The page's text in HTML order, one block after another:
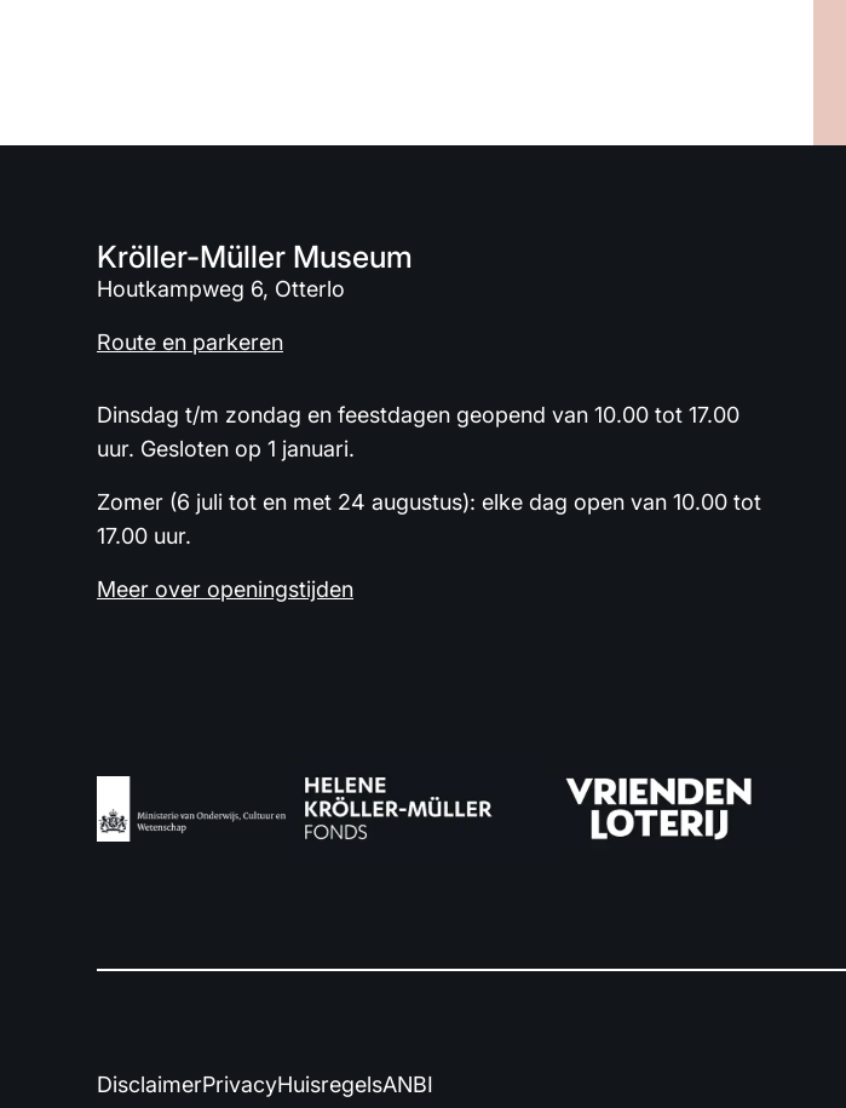
Kröller-Müller Museum
Houtkampweg 6, Otterlo
Route en parkeren
Dinsdag t/m zondag en feestdagen geopend van 10.00 tot 17.00
uur. Gesloten op 1 januari.
Zomer (6 juli tot en met 24 augustus): elke dag open van 10.00 tot
17.00 uur.
Meer over openingstijden
DisclaimerPrivacyHuisregelsANBI